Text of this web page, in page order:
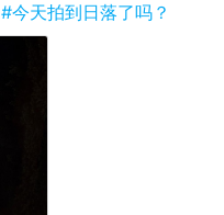
#今天拍到日落了吗？